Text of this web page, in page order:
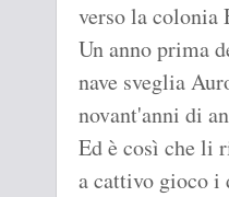
verso la colonia
Un anno prima
nave sveglia
novant'anni di
Ed è così che li
a cattivo gioco i